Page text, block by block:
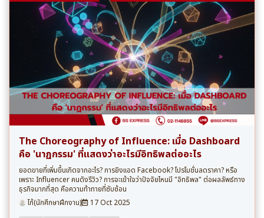
The Choreography of Influence: เมื่อ Dashboard
คือ 'นาฏกรรม' ที่แสดงว่าอะไรมีอิทธิพลต่ออะไร
ยอดขายที่เพิ่มขึ้นเกิดจากอะไร? การยิงแอด Facebook? โปรโมชั่นลดราคา? หรือ
เพราะ Influencer คนดังรีวิว? การจะเข้าใจว่าปัจจัยไหนมี "อิทธิพล" ต่อผลลัพธ์ทาง
ธุรกิจมากที่สุด คือความท้าทายที่ซับซ้อน
โก้(นักศึกษาฝึกงาน)
17 Oct 2025